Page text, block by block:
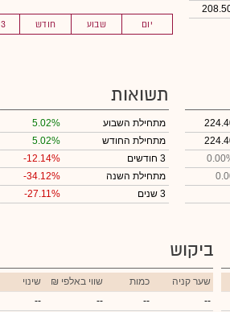
יום שבוע חודש 3 חוד'
תשואות
מתחילת השבוע
5.02%
מתחילת החודש
5.02%
3 חודשים
-12.14%
מתחילת השנה
-34.12%
3 שנים
-27.11%
ביקוש
שער קניה כמות ₪ שווי באלפי
שינוי
--
--
--
--